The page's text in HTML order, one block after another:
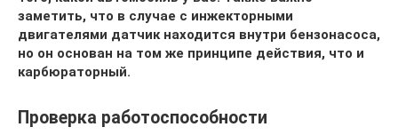
заметить, что в случае с инжекторными
двигателями датчик находится внутри бензонасоса,
но он основан на том же принципе действия, что и
карбюраторный.
Проверка работоспособности